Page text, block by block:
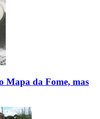
Mapa da Fome, mas